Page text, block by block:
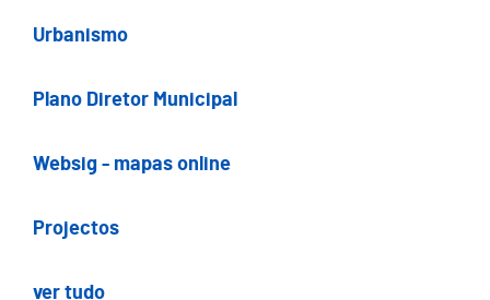
Urbanismo
Plano Diretor Municipal
Websig - mapas online
Projectos
ver tudo